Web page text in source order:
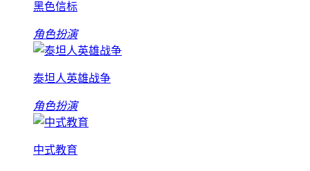
黑色信标
角色扮演
泰坦人英雄战争
角色扮演
中式教育